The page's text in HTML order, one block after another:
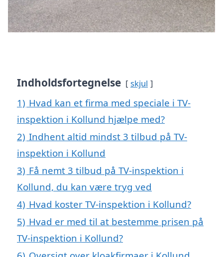
Indholdsfortegnelse skjul
1) Hvad kan et firma med speciale i TV-
inspektion i Kollund hjælpe med?
2) Indhent altid mindst 3 tilbud på TV-
inspektion i Kollund
3) Få nemt 3 tilbud på TV-inspektion i
Kollund, du kan være tryg ved
4) Hvad koster TV-inspektion i Kollund?
5) Hvad er med til at bestemme prisen på
TV-inspektion i Kollund?